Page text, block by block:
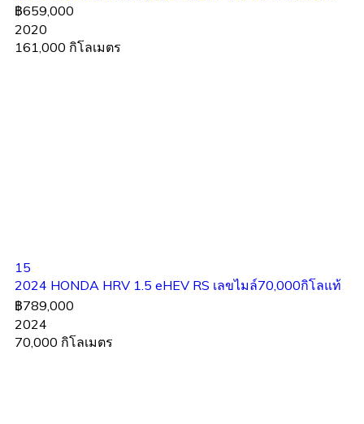
฿659,000
2020
161,000 กิโลเมตร
15
2024 HONDA HRV 1.5 eHEV RS เลขไมล์70,000กิโลแท้
฿789,000
2024
70,000 กิโลเมตร